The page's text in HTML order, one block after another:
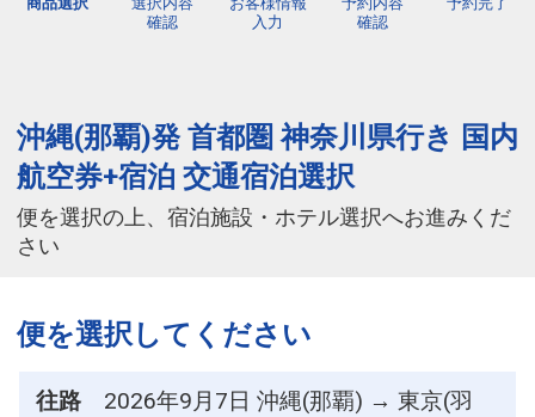
確認
入力
確認
沖縄(那覇)発 首都圏 神奈川県行き 国内
航空券+宿泊 交通宿泊選択
便を選択の上、宿泊施設・ホテル選択へお進みくだ
さい
便を選択してください
往路
2026年9月7日 沖縄(那覇) → 東京(羽